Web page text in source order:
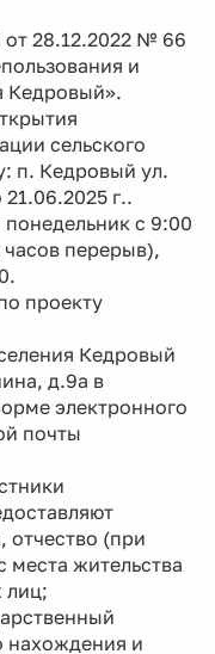
от 28.12.2022 № 66
и
Кедровый».
сельского
п. Кедровый ул.
г..
с 9:00
перерыв),
проекту
Кедровый
д.9а в
электронного
почты
(при
места жительства
лиц;
нахождения и